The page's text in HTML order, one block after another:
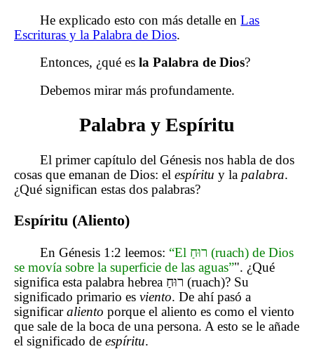
He explicado esto con más detalle enLas
Escrituras y la Palabra de Dios.
Entonces, ¿qué esla Palabra de Dios?
Debemos mirar más profundamente.
Palabra y Espíritu
El primer capítulo del Génesis nos habla de dos
cosas que emanan de Dios: el espíritu y la palabra.
¿Qué significan estas dos palabras?
Espíritu (Aliento)
En Génesis 1:2 leemos: “El רוּחַ (ruach) de Dios
se movía sobre la superficie de las aguas”". ¿Qué
significa esta palabra hebrea רוּחַ (ruach)? Su
significado primario es viento. De ahí pasó a
significaraliento porque el aliento es como el viento
que sale de la boca de una persona. A esto se le añade
el significado de espíritu.